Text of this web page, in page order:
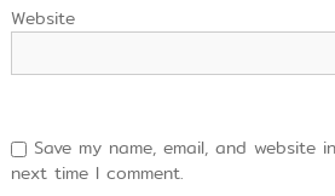
Website
Save my name, email, and website
next time I comment.